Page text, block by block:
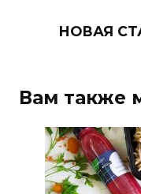
НОВАЯ
Вам также